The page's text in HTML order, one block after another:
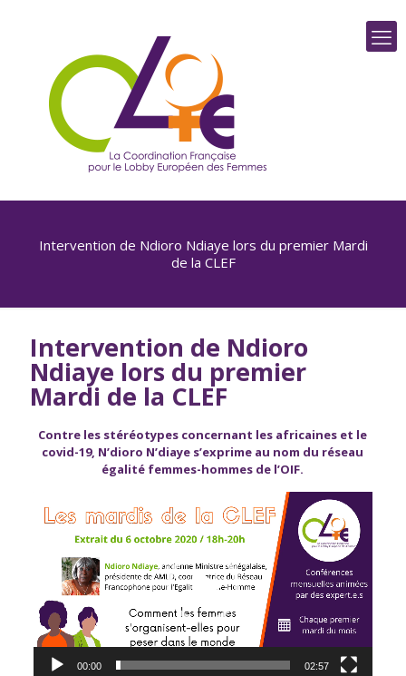
Intervention de Ndioro Ndiaye lors du premier Mardi
de la CLEF
Intervention de Ndioro
Ndiaye lors du premier
Mardi de la CLEF
Contre les stéréotypes concernant les africaines et le
covid-19, N’dioro N’diaye s’exprime au nom du réseau
égalité femmes-hommes de l’OIF.
vidéo
00:00 02:57